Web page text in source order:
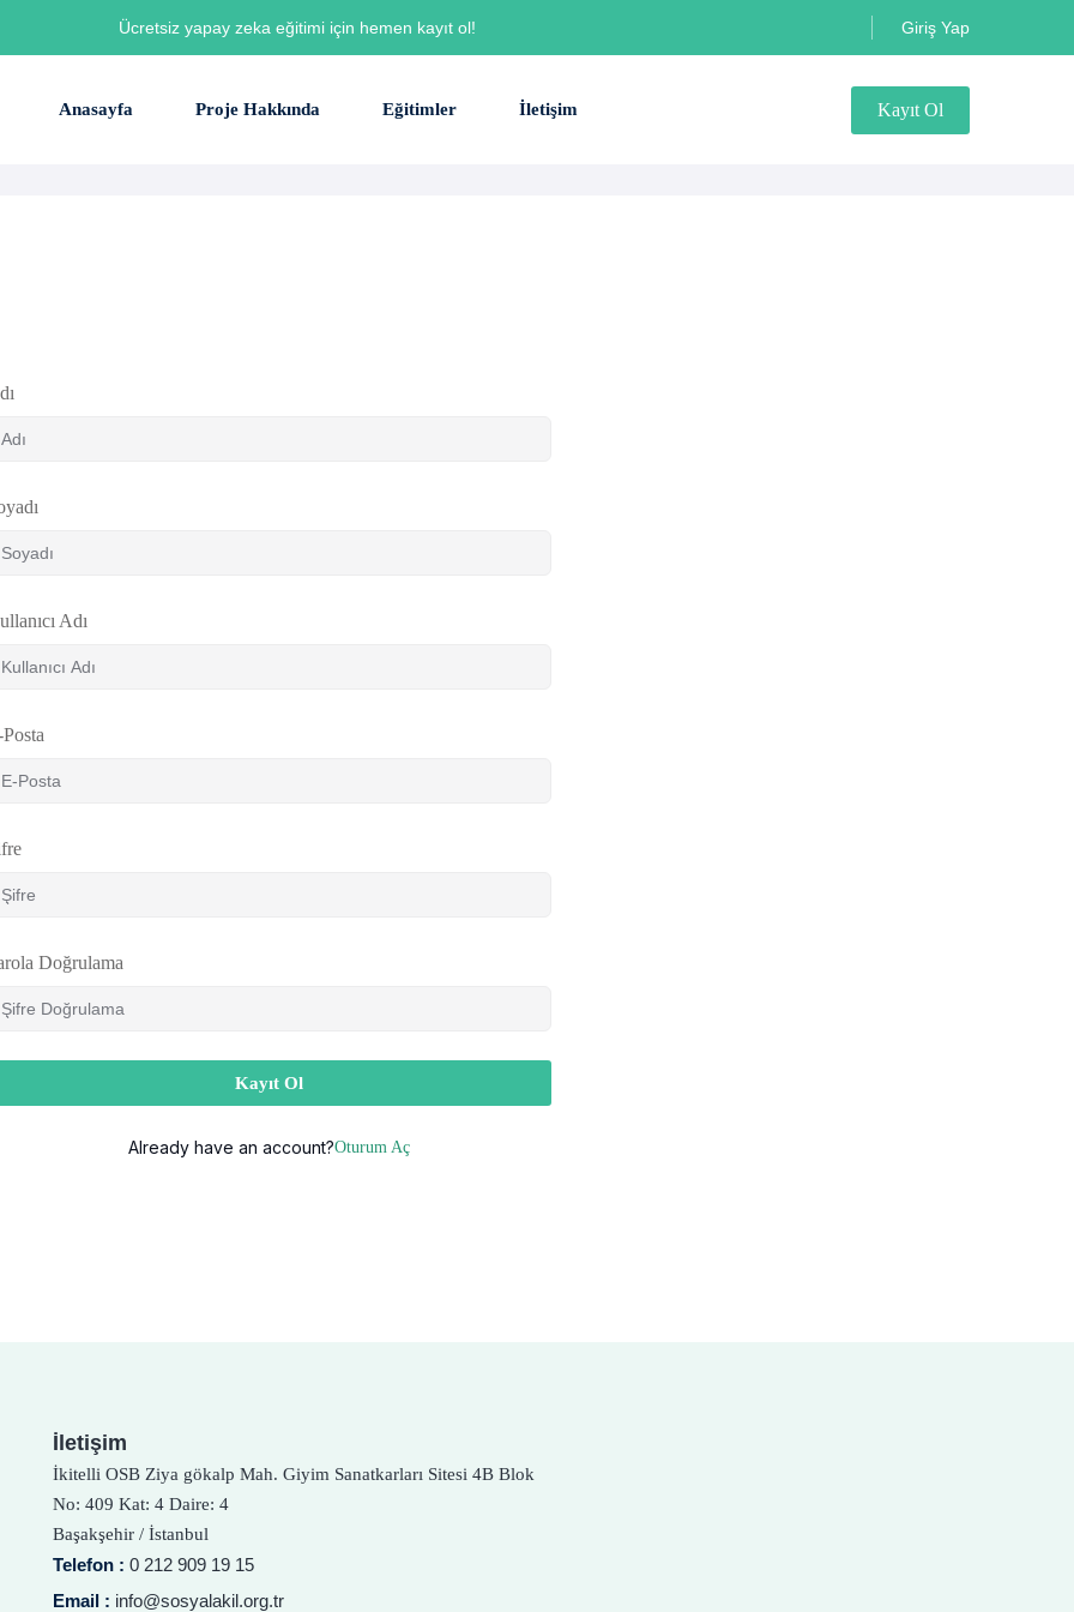
Ücretsiz yapay zeka eğitimi için hemen kayıt ol! Giriş Yap
Anasayfa Proje Hakkında Eğitimler İletişim Kayıt Ol
Adı
Doğrulama
Kayıt Ol
Already have an account?Oturum Aç
İletişim
İkitelli OSB Ziya gökalp Mah. Giyim Sanatkarları Sitesi 4B Blok
No: 409 Kat: 4 Daire: 4
Başakşehir / İstanbul
Telefon : 0 212 909 19 15
Email : info@sosyalakil.org.tr